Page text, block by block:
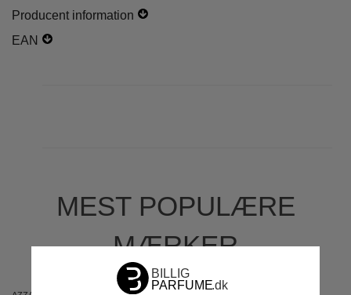
Producent information
EAN
MEST POPULÆRE
MÆRKER